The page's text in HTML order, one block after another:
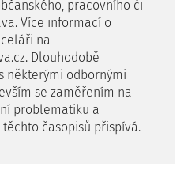
pracovního či
Více informací o
na
Dlouhodobě
některými odbornými
se zaměřením na
problematiku a
časopisů přispívá.